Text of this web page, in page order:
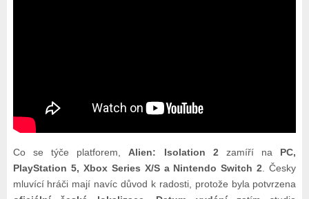
Co se týče platforem, Alien: Isolation 2 zamíří na PC,
PlayStation 5, Xbox Series X/S a Nintendo Switch 2 . Česky
mluvící hráči mají navíc důvod k radosti, protože byla potvrzena